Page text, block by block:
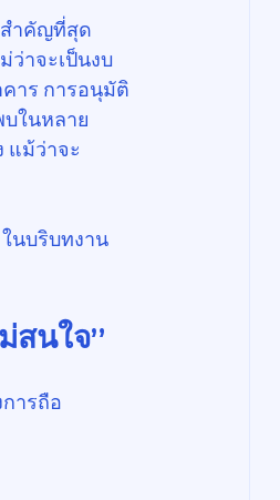
สำคัญที่สุด
ว่าจะเป็นงบ
าร การอนุมัติ
ในหลาย
แม้ว่าจะ
นบริบทงาน
สนใจ”
ารถือ